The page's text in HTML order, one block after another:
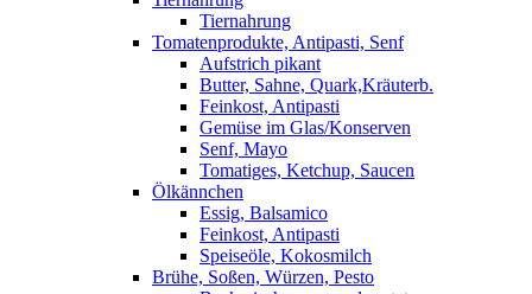
Tiernahrung
Tomatenprodukte, Antipasti, Senf
Aufstrich pikant
Butter, Sahne, Quark,Kräuterb.
Feinkost, Antipasti
Gemüse im Glas/Konserven
Senf, Mayo
Tomatiges, Ketchup, Saucen
Ölkännchen
Essig, Balsamico
Feinkost, Antipasti
Speiseöle, Kokosmilch
Brühe, Soßen, Würzen, Pesto